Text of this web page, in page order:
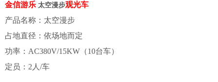
金信游乐 太空漫步观光车
产品名称：太空漫步
占地直径：依场地而定
功率：AC380V/15KW（10台车）
定员：2人/车